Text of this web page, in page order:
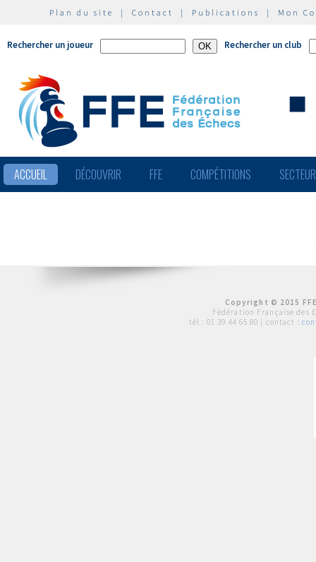
Plan du site | Contact | Publications | Mon
Rechercher un joueur Rechercher un club
ACCUEIL DÉCOUVRIR FFE COMPÉTITIONS
Copyright © 2015
Fédération Française des
tél : 01 39 44 65 80 | contact :